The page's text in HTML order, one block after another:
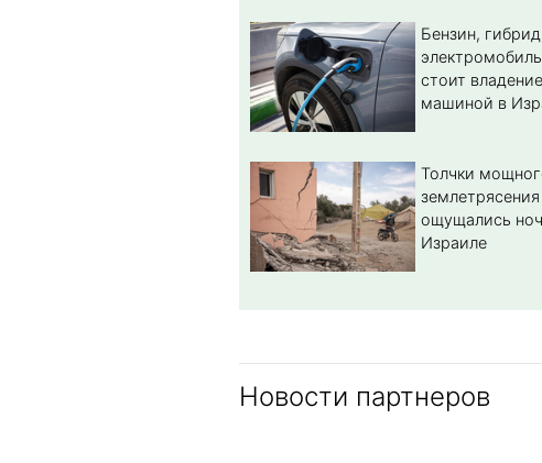
Бензин,
стоит владение
машиной в
Толчки
ощущались
Израиле
Новости партнеров